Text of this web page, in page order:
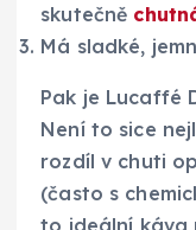
skutečně
Má sladké,
Pak je Lucaffé
Není to sice
rozdíl v chuti
(často s
to ideální káva